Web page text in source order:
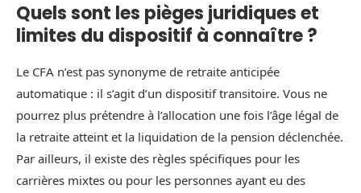
Quels sont les pièges juridiques et
limites du dispositif à connaître ?
Le CFA n’est pas synonyme de retraite anticipée
automatique : il s’agit d’un dispositif transitoire. Vous ne
pourrez plus prétendre à l’allocation une fois l’âge légal de
la retraite atteint et la liquidation de la pension déclenchée.
Par ailleurs, il existe des règles spécifiques pour les
carrières mixtes ou pour les personnes ayant eu des